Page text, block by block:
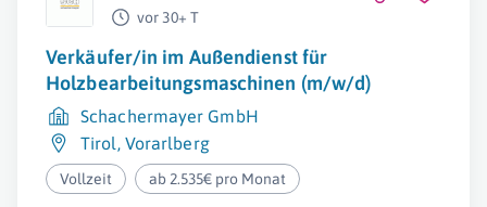
vor 30+ T
Verkäufer/in im Außendienst für
Holzbearbeitungsmaschinen (m/w/d)
Schachermayer GmbH
Tirol, Vorarlberg
Vollzeit ab 2.535€ pro Monat